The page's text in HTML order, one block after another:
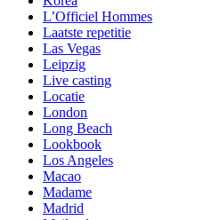
L’Officiel Hommes
Laatste repetitie
Las Vegas
Leipzig
Live casting
Locatie
London
Long Beach
Lookbook
Los Angeles
Macao
Madame
Madrid